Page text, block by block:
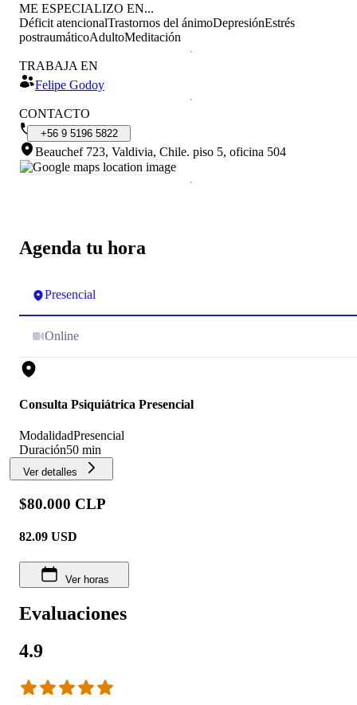
Agenda tu hora
Presencial
Online
Consulta Psiquiátrica Presencial
ModalidadPresencial
Duración50 min
Ver detalles
$80.000 CLP
82.09 USD
Ver horas
Evaluaciones
4.9
ME ESPECIALIZO EN...
Déficit atencionalTrastornos del ánimoDepresiónEstrés
postraumáticoAdultoMeditación
TRABAJA EN
Felipe Godoy
CONTACTO
+56 9 5196 5822
Beauchef 723, Valdivia, Chile. piso 5, oficina 504